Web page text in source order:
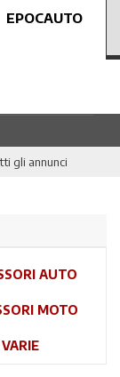
EPOCAUTO
gli annunci
AUTO
MOTO
VARIE